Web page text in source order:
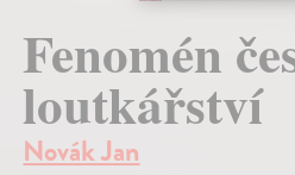
Fenomén
loutkářství
Novák Jan